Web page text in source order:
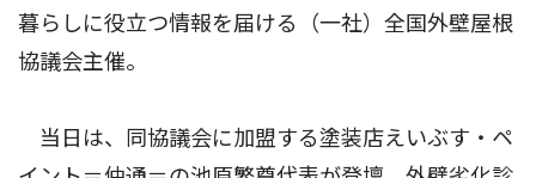
暮らしに役立つ情報を届ける（一社）全国外壁屋根
協議会主催。
当日は、同協議会に加盟する塗装店えいぶす・ペ